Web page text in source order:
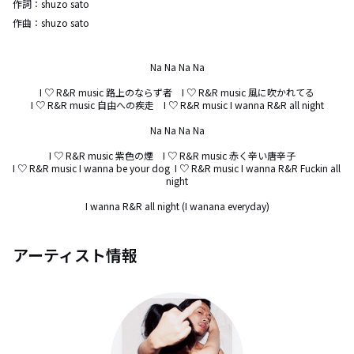
作詞： shuzo sato
作曲： shuzo sato
Na Na Na Na
I ♡ R&R music 路上のならず者　I ♡ R&R music 風に吹かれてる
I ♡ R&R music 自由への疾走　I ♡ R&R music I wanna R&R all night
Na Na Na Na
I ♡ R&R music 紫色の煙　I ♡ R&R music 赤く辛い唐辛子
I ♡ R&R music I wanna be your dog  I ♡ R&R music I wanna R&R Fuckin all
night
I wanna R&R all night (I wanana everyday)
アーティスト情報